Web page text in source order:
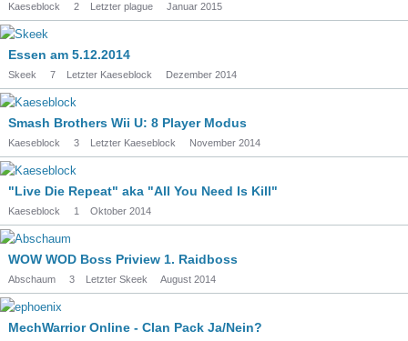
Kaeseblock 2 Letzter plague Januar 2015
Essen am 5.12.2014
Skeek 7 Letzter Kaeseblock Dezember 2014
Smash Brothers Wii U: 8 Player Modus
Kaeseblock 3 Letzter Kaeseblock November 2014
"Live Die Repeat" aka "All You Need Is Kill"
Kaeseblock 1 Oktober 2014
WOW WOD Boss Priview 1. Raidboss
Abschaum 3 Letzter Skeek August 2014
MechWarrior Online - Clan Pack Ja/Nein?